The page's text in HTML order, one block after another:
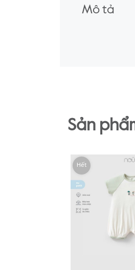
Mô tả
Sản
Hết